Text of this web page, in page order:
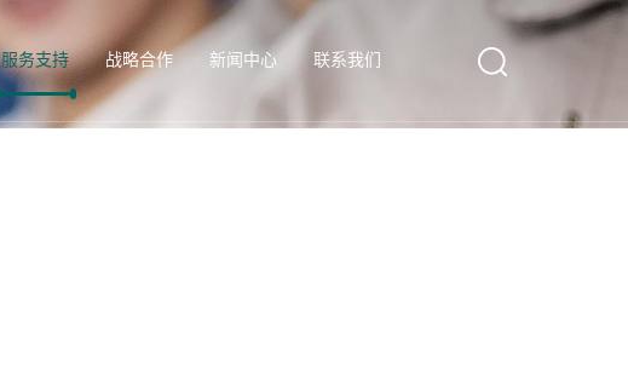
服务支持 战略合作 新闻中心 联系我们